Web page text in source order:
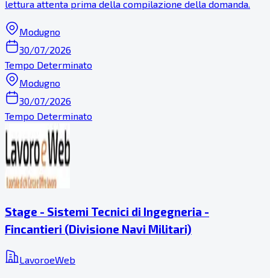
lettura attenta prima della compilazione della domanda.
Modugno
30/07/2026
Tempo Determinato
Modugno
30/07/2026
Tempo Determinato
Stage - Sistemi Tecnici di Ingegneria -
Fincantieri (Divisione Navi Militari)
LavoroeWeb